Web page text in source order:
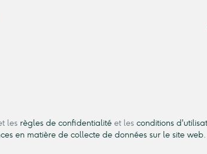
les règles de confidentialitéet les conditions
en matière de collecte de données sur le site web.